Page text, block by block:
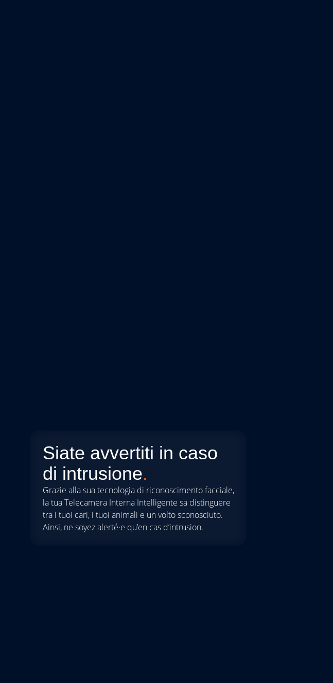
Siate avvertiti in caso
di intrusione.
Grazie alla sua tecnologia di riconoscimento facciale,
la tua Telecamera Interna Intelligente sa distinguere
tra i tuoi cari, i tuoi animali e un volto sconosciuto.
Ainsi, ne soyez alerté·e qu’en cas d’intrusion.